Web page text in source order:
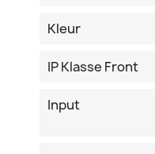
Kleur
IP Klasse Front
Input